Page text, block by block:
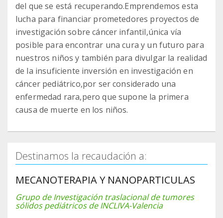
del que se está recuperando.Emprendemos esta
lucha para financiar prometedores proyectos de
investigación sobre cáncer infantil,única vía
posible para encontrar una cura y un futuro para
nuestros niños y también para divulgar la realidad
de la insuficiente inversión en investigación en
cáncer pediátrico,por ser considerado una
enfermedad rara,pero que supone la primera
causa de muerte en los niños.
Destinamos la recaudación a:
MECANOTERAPIA Y NANOPARTICULAS
Grupo de Investigación traslacional de tumores
sólidos pediátricos de INCLIVA-Valencia